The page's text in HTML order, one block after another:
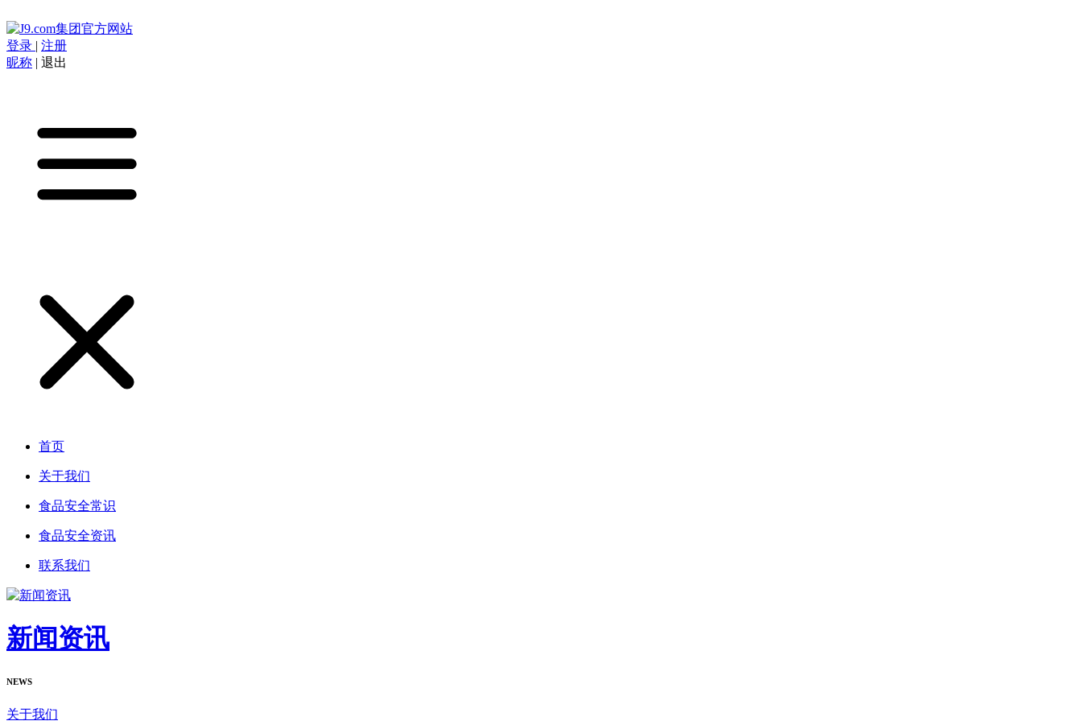
登录 | 注册
昵称 | 退出
首页
关于我们
食品安全常识
食品安全资讯
联系我们
新闻资讯
NEWS
关于我们